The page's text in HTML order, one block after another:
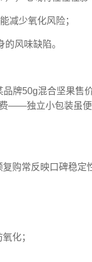
减少氧化风险；
的风味缺陷。
牌50g混合坚果售
——独立小包装虽
购常反映口碑稳定
化；